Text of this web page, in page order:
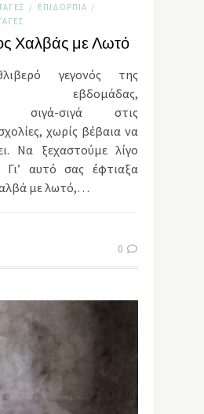
/ ΕΠΙΔΌΡΠΙΑ /
Χαλβάς με Λωτό
γεγονός της
εβδομάδας,
σιγά-σιγά στις
χωρίς βέβαια να
Να ξεχαστούμε λίγο
Γι’ αυτό σας έφτιαξα
με λωτό,…
0